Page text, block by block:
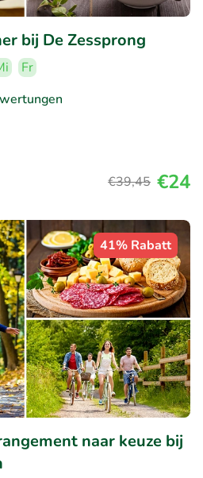
bij De Zessprong
Fr
€39,45 €24
41% Rabatt
naar keuze bij